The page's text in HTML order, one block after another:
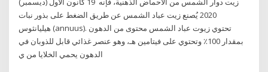
2020 يُصنع زيت عباد الشمس عن طريق الضغط على بذور نبات
هيليانثوس (annuus). تحتوي زيوت عباد الشمس محتوى من الدهون
بمقدار 100٪ وتحتوي على فيتامين هـ، وهو عنصر غذائي قابل للذوبان في
الدهون يحمي الخلايا من ي